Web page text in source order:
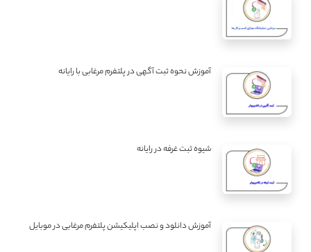
آموزش نحوه ثبت آگهی در پلتفرم مرغابی با رایانه
شیوه ثبت غرفه در رایانه
آموزش دانلود و نصب اپلیکیشن پلتفرم مرغابی در موبایل